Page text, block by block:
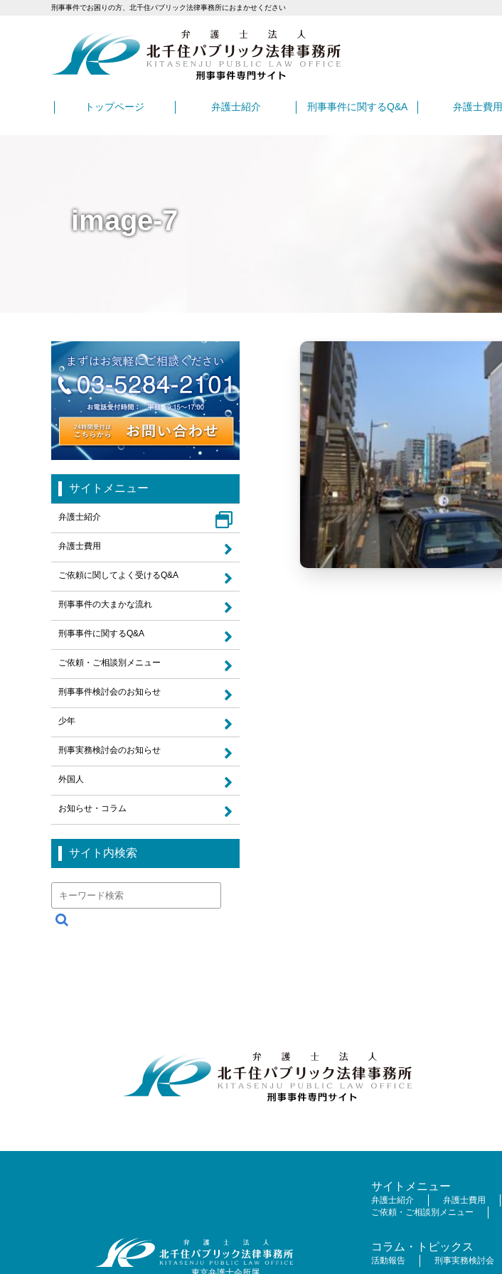
刑事事件でお困りの方、北千住パブリック法律事務所におまかせください
トップページ 弁護士紹介 刑事事件に関するQ&A 弁護士費用
image-7
サイトメニュー
弁護士紹介
弁護士費用
ご依頼に関してよく受けるQ&A
刑事事件の大まかな流れ
刑事事件に関するQ&A
ご依頼・ご相談別メニュー
刑事事件検討会のお知らせ
少年
刑事実務検討会のお知らせ
外国人
お知らせ・コラム
サイト内検索
サイトメニュー
弁護士紹介 弁護士費用
ご依頼・ご相談別メニュー
コラム・トピックス
活動報告 刑事実務検討会